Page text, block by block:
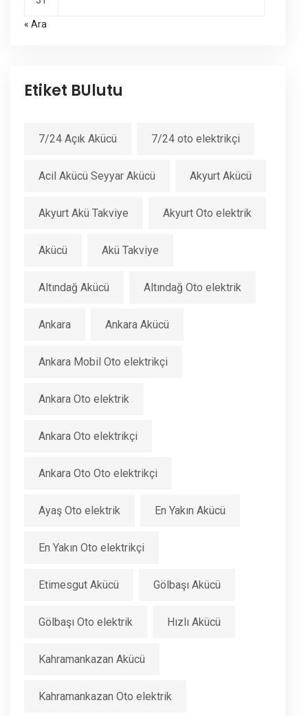
« Ara
Etiket BUlutu
7/24 Açık Akücü 7/24 oto elektrikçi
Acil Akücü Seyyar Akücü Akyurt Akücü
Akyurt Akü Takviye Akyurt Oto elektrik
Akücü Akü Takviye
Altındağ Akücü Altındağ Oto elektrik
Ankara Ankara Akücü
Ankara Mobil Oto elektrikçi
Ankara Oto elektrik
Ankara Oto elektrikçi
Ankara Oto Oto elektrikçi
Ayaş Oto elektrik En Yakın Akücü
En Yakın Oto elektrikçi
Etimesgut Akücü Gölbaşı Akücü
Gölbaşı Oto elektrik Hızlı Akücü
Kahramankazan Akücü
Kahramankazan Oto elektrik